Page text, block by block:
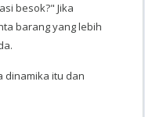
besok?" Jika
barang yang lebih
dinamika itu dan